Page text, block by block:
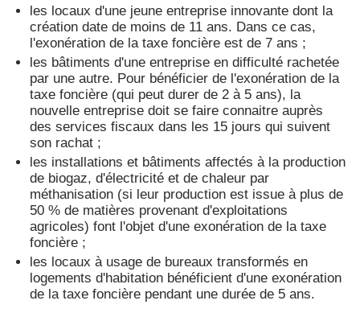
les locaux d'une jeune entreprise innovante dont la
création date de moins de 11 ans. Dans ce cas,
l'exonération de la taxe foncière est de 7 ans ;
les bâtiments d'une entreprise en difficulté rachetée
par une autre. Pour bénéficier de l'exonération de la
taxe foncière (qui peut durer de 2 à 5 ans), la
nouvelle entreprise doit se faire connaitre auprès
des services fiscaux dans les 15 jours qui suivent
son rachat ;
les installations et bâtiments affectés à la production
de biogaz, d'électricité et de chaleur par
méthanisation (si leur production est issue à plus de
50 % de matières provenant d'exploitations
agricoles) font l'objet d'une exonération de la taxe
foncière ;
les locaux à usage de bureaux transformés en
logements d'habitation bénéficient d'une exonération
de la taxe foncière pendant une durée de 5 ans.